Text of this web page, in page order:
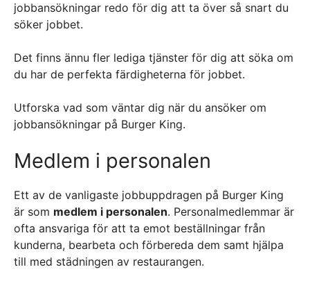
jobbansökningar redo för dig att ta över så snart du
söker jobbet.
Det finns ännu fler lediga tjänster för dig att söka om
du har de perfekta färdigheterna för jobbet.
Utforska vad som väntar dig när du ansöker om
jobbansökningar på Burger King.
Medlem i personalen
Ett av de vanligaste jobbuppdragen på Burger King
är som medlem i personalen. Personalmedlemmar är
ofta ansvariga för att ta emot beställningar från
kunderna, bearbeta och förbereda dem samt hjälpa
till med städningen av restaurangen.